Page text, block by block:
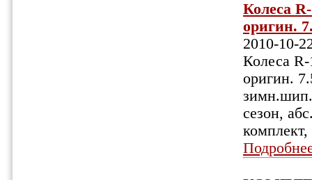
Колеса
оригин.
2010-10-
Колеса
оригин.
сезон,